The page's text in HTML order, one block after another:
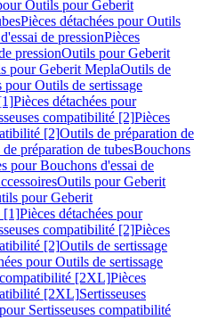
Outils pour Geberit
Pièces détachées pour Outils
de pressionPièces
pressionOutils pour Geberit
pour Geberit MeplaOutils de
pour Outils de sertissage
Pièces détachées pour
compatibilité [2]Pièces
[2]Outils de préparation de
préparation de tubesBouchons
pour Bouchons d'essai de
Outils pour Geberit
pour Geberit
[1]Pièces détachées pour
compatibilité [2]Pièces
[2]Outils de sertissage
pour Outils de sertissage
compatibilité [2XL]Pièces
[2XL]Sertisseuses
Sertisseuses compatibilité